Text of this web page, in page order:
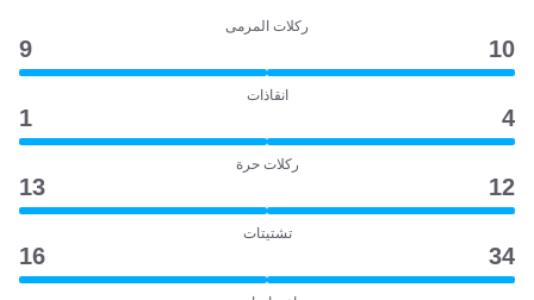
ركلات المرمى
10
9
انقاذات
4
1
ركلات حرة
12
13
تشتيتات
34
16